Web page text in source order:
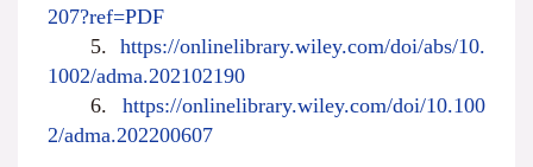
207?ref=PDF
5. https://onlinelibrary.wiley.com/doi/abs/10.
1002/adma.202102190
6. https://onlinelibrary.wiley.com/doi/10.100
2/adma.202200607